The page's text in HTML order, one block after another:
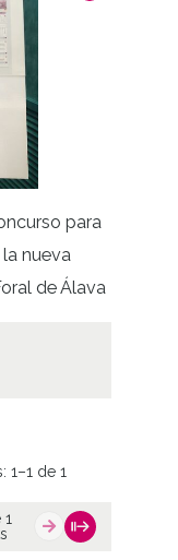
para
nueva
de Álava
1–1 de 1